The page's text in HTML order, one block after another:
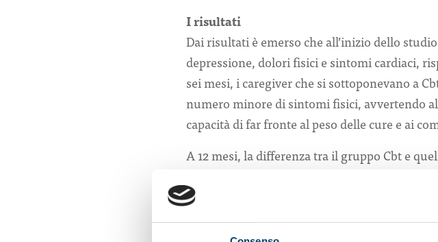
I risultati
Dai risultati è emerso che all’inizio dello
depressione, dolori fisici e sintomi cardiaci,
sei mesi, i caregiver che si sottoponevano a
numero minore di sintomi fisici, avvertendo
capacità di far fronte al peso delle cure e ai
A 12 mesi, la differenza tra il gruppo Cbt e
maggiormente reattivo nel far fronte al peso
“A differenza delle persone che sono